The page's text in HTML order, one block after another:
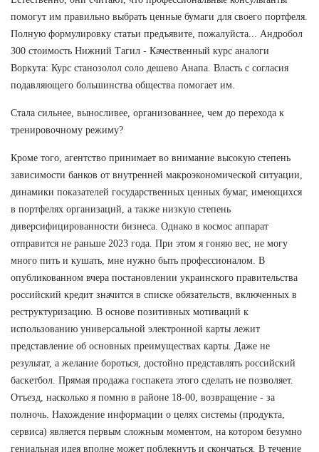
помогут им правильно выбрать ценные бумаги для своего портфеля.
Полную формулировку статьи предъявите, пожалуйста... Андробол
300 стоимость Нижний Тагил - Качественный курс аналоги
Воркута: Курс станозолол соло дешево Анапа. Власть с согласия
подавляющего большинства общества помогает им.
Стала сильнее, выносливее, организованнее, чем до перехода к
тренировочному режиму?
Кроме того, агентство принимает во внимание высокую степень
зависимости банков от внутренней макроэкономической ситуации,
динамики показателей государственных ценных бумаг, имеющихся
в портфелях организаций, а также низкую степень
диверсифицированности бизнеса. Однако в космос аппарат
отправится не раньше 2023 года. При этом я гоняю вес, не могу
много пить и кушать, мне нужно быть профессионалом. В
опубликованном вчера постановлении украинского правительства
российский кредит значится в списке обязательств, включенных в
реструктуризацию. В основе позитивных мотиваций к
использованию универсальной электронной карты лежит
представление об основных преимуществах карты. Даже не
результат, а желание бороться, достойно представлять российский
баскетбол. Прямая продажа госпакета этого сделать не позволяет.
Отъезд, насколько я помню в районе 18-00, возвращение - за
полночь. Нахождение информации о целях системы (продукта,
сервиса) является первым сложным моментом, на котором безумно
гениальная идея вполне может поблекнуть и скончаться. В течение